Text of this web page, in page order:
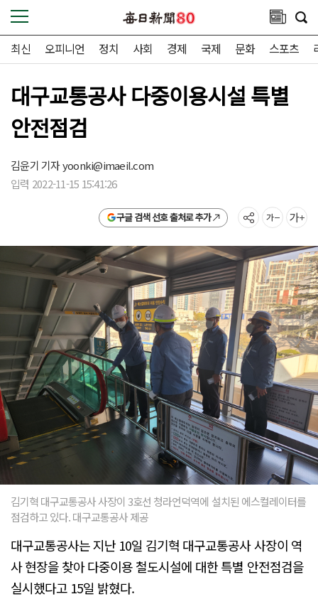
최신 오피니언 정치 사회 경제 국제 문화 스포츠
대구교통공사 다중이용시설 특별
안전점검
김윤기 기자yoonki@imaeil.com
입력 2022-11-15 15:41:26
구글 검색 선호 출처로 추가
김기혁 대구교통공사 사장이 3호선 청라언덕역에 설치된 에스컬레이터를
점검하고 있다. 대구교통공사 제공
대구교통공사는 지난 10일 김기혁 대구교통공사 사장이 역
사 현장을 찾아 다중이용 철도시설에 대한 특별 안전점검을
실시했다고 15일 밝혔다.